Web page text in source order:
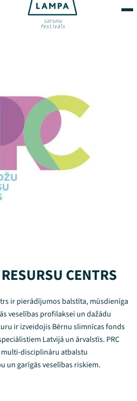
CENTRS
ir pierādījumos balstīta, mūsdienīga
veselības profilaksei un dažādu
ir izveidojis Bērnu slimnīcas fonds
Latvijā un ārvalstīs. PRC
disciplināru atbalstu
un garīgās veselības riskiem.